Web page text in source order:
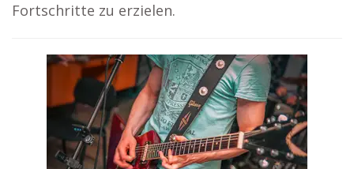
Fortschritte zu erzielen.